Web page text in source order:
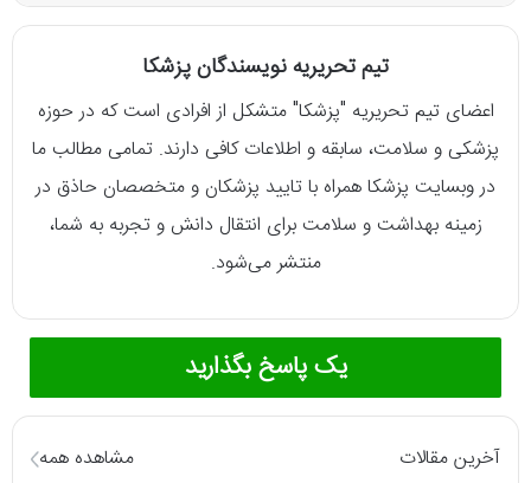
تیم تحریریه نویسندگان پزشکا
اعضای تیم تحریریه "پزشکا" متشکل از افرادی است که در حوزه
پزشکی و سلامت، سابقه و اطلاعات کافی دارند. تمامی مطالب ما
در وبسایت پزشکا همراه با تایید پزشکان و متخصصان حاذق در
زمینه بهداشت و سلامت برای انتقال دانش و تجربه به شما،
منتشر می‌شود.
یک پاسخ بگذارید
آخرین مقالات مشاهده همه